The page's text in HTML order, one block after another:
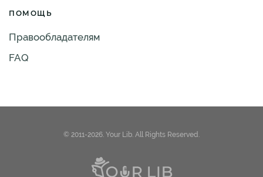
ПОМОЩЬ
Правообладателям
FAQ
© 2011-2026. Your Lib. All Rights Reserved.